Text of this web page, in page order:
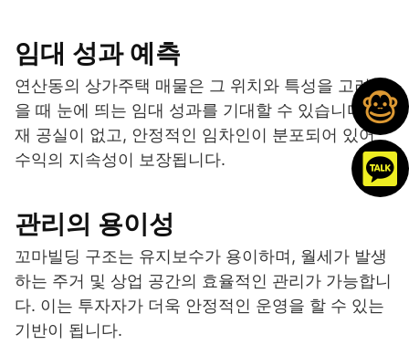
임대 성과 예측
연산동의 상가주택 매물은 그 위치와 특성을 고려했
을 때 눈에 띄는 임대 성과를 기대할 수 있습니다. 현
재 공실이 없고, 안정적인 임차인이 분포되어 있어
수익의 지속성이 보장됩니다.
관리의 용이성
꼬마빌딩 구조는 유지보수가 용이하며, 월세가 발생
하는 주거 및 상업 공간의 효율적인 관리가 가능합니
다. 이는 투자자가 더욱 안정적인 운영을 할 수 있는
기반이 됩니다.